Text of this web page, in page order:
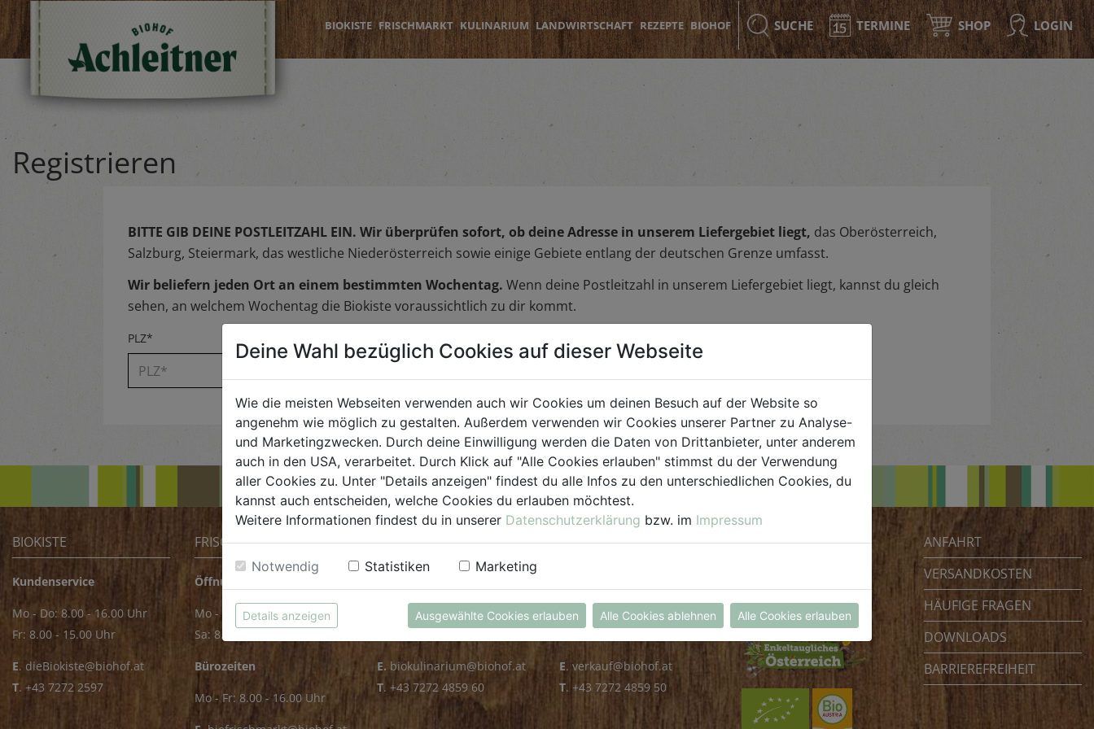
BIOKISTE FRISCHMARKT KULINARIUM LANDWIRTSCHAFT REZEPTE BIOHOF SUCHE TERMINE SHOP LOGIN
Registrieren
BITTE GIB DEINE POSTLEITZAHL EIN. Wir überprüfen sofort, ob deine Adresse in unserem Liefergebiet liegt, das Oberösterreich,
Salzburg, Steiermark, das westliche Niederösterreich sowie einige Gebiete entlang der deutschen Grenze umfasst.
Wir beliefern jeden Ort an einem bestimmten Wochentag. Wenn deine Postleitzahl in unserem Liefergebiet liegt, kannst du gleich
sehen, an welchem Wochentag die Biokiste voraussichtlich zu dir kommt.
PLZ*
BIOKISTE
Kundenservice
Mo - Do: 8.00 - 16.00 Uhr
Fr: 8.00 - 15.00 Uhr
E. dieBiokiste@biohof.at
T. +43 7272 2597
FRISCHMARKT
Öffnungszeiten
Mo - Fr: 8.00 - 18.00 Uhr
Sa: 8.00 - 14.00 Uhr
Bürozeiten
Mo - Fr: 8.00 - 16.00 Uhr
KULINARIUM
Mo - Fr: 8.00 - 14.30 Uhr
E. biokulinarium@biohof.at
T. +43 7272 4859 60
GROSSHANDEL
Mo - Do: 8.00 - 16.00 Uhr
E. verkauf@biohof.at
T. +43 7272 4859 50
Biohof Achleitner
4070 Eferding
Österreich
ANFAHRT
VERSANDKOSTEN
HÄUFIGE FRAGEN
DOWNLOADS
BARRIEREFREIHEIT
Deine Wahl bezüglich Cookies auf dieser Webseite
Wie die meisten Webseiten verwenden auch wir Cookies um deinen Besuch auf der Website so
angenehm wie möglich zu gestalten. Außerdem verwenden wir Cookies unserer Partner zu Analyse-
und Marketingzwecken. Durch deine Einwilligung werden die Daten von Drittanbieter, unter anderem
auch in den USA, verarbeitet. Durch Klick auf "Alle Cookies erlauben" stimmst du der Verwendung
aller Cookies zu. Unter "Details anzeigen" findest du alle Infos zu den unterschiedlichen Cookies, du
kannst auch entscheiden, welche Cookies du erlauben möchtest.
Weitere Informationen findest du in unserer Datenschutzerklärung bzw. im Impressum
Notwendig Statistiken Marketing
Details anzeigen Ausgewählte Cookies erlauben Alle Cookies ablehnen Alle Cookies erlauben